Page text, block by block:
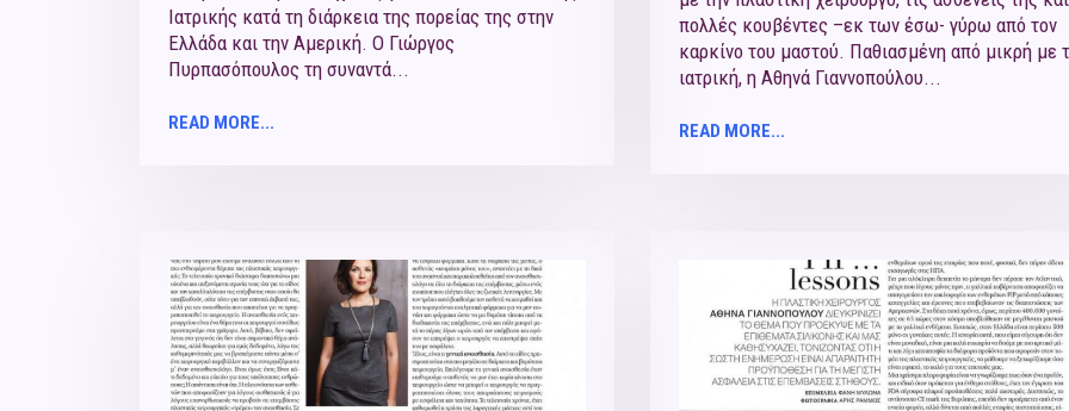
Ιατρικής κατά τη διάρκεια της πορείας της στην
Ελλάδα και την Αμερική. Ο Γιώργος
Πυρπασόπουλος τη συναντά...
READ MORE...
πολλές κουβέντες –εκ των έσω- γύρω από τον
καρκίνο του μαστού. Παθιασμένη από μικρή με
ιατρική, η Αθηνά Γιαννοπούλου...
READ MORE...